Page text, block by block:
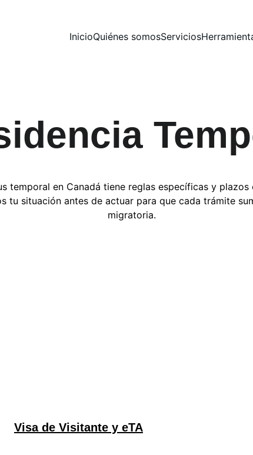
InicioQuiénes somosServicios
temporal en Canadá tiene reglas específicas y plazos
tu situación antes de actuar para que cada trámite
migratoria.
Visa de Visitante y eTA